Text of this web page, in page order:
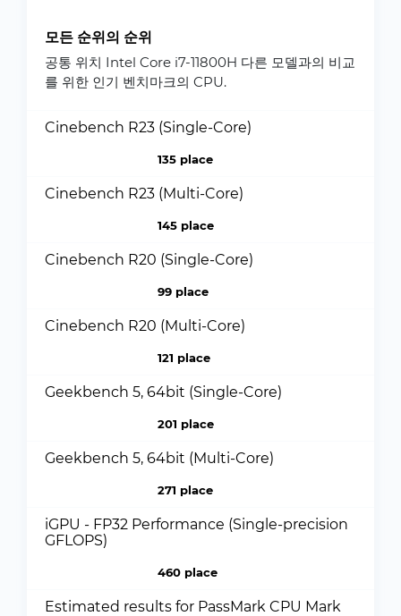
모든 순위의 순위
공통 위치 Intel Core i7-11800H 다른 모델과의 비교
를 위한 인기 벤치마크의 CPU.
Cinebench R23 (Single-Core)
135 place
Cinebench R23 (Multi-Core)
145 place
Cinebench R20 (Single-Core)
99 place
Cinebench R20 (Multi-Core)
121 place
Geekbench 5, 64bit (Single-Core)
201 place
Geekbench 5, 64bit (Multi-Core)
271 place
iGPU - FP32 Performance (Single-precision
GFLOPS)
460 place
Estimated results for PassMark CPU Mark